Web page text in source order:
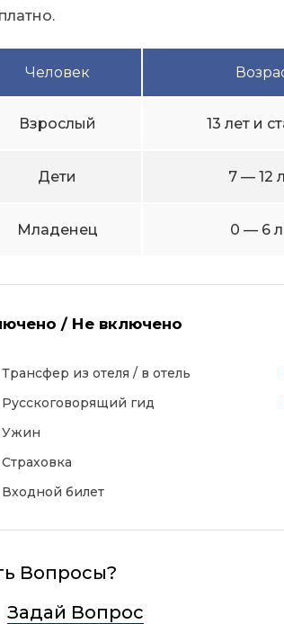
Человек
Взрослый 13 лет и
Дети 7 — 12
Младенец 0 — 6
/ Не включено
Трансфер из отеля / в отель
Русскоговорящий гид
Ужин
Страховка
Входной билет
Вопросы?
Задай Вопрос